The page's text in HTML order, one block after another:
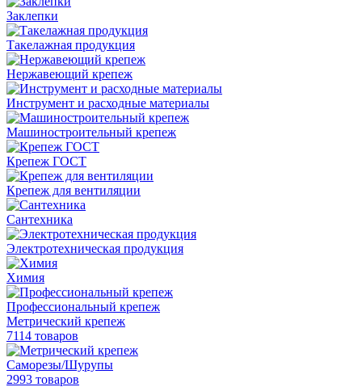
Заклепки
Такелажная продукция
Нержавеющий крепеж
Инструмент и расходные материалы
Машиностроительный крепеж
Крепеж ГОСТ
Крепеж для вентиляции
Сантехника
Электротехническая продукция
Химия
Профессиональный крепеж
Метрический крепеж
7114 товаров
Саморезы/Шурупы
2993 товаров